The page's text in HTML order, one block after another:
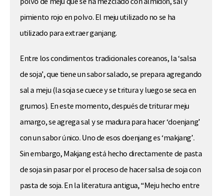
pimiento rojo en polvo. El meju utilizado no se ha
utilizado para extraer ganjang.
Entre los condimentos tradicionales coreanos, la ‘salsa
de soja’, que tiene un sabor salado, se prepara agregando
sal a meju (la soja se cuece y se tritura y luego se seca en
grumos). En este momento, después de triturar meju
amargo, se agrega sal y se madura para hacer ‘doenjang’
con un sabor único. Uno de esos doenjang es ‘makjang’.
Sin embargo, Makjang está hecho directamente de pasta
de soja sin pasar por el proceso de hacer salsa de soja con
pasta de soja. En la literatura antigua, “Meju hecho entre